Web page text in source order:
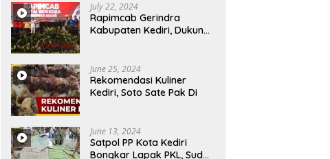
July 22, 2024
Rapimcab Gerindra
Kabupaten Kediri, Dukung
June 25, 2024
Rekomendasi Kuliner
Kediri, Soto Sate Pak Di
June 13, 2024
Satpol PP Kota Kediri
Bongkar Lapak PKL, Sudah